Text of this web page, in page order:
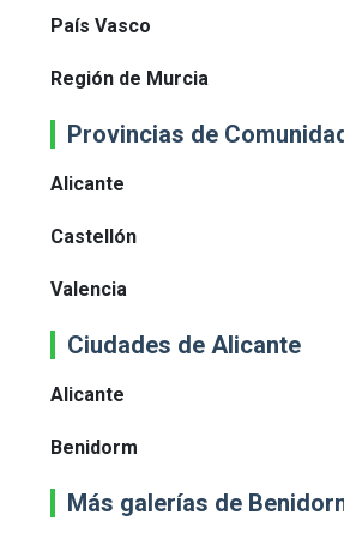
País Vasco
Región de Murcia
Provincias de
Alicante
Castellón
Valencia
Ciudades de Alicante
Alicante
Benidorm
Más galerías de